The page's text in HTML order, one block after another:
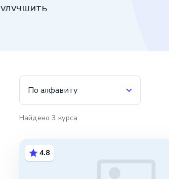
По алфавиту
Найдено 3 курса
4.8